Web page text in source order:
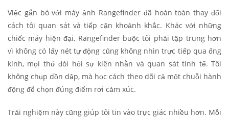
Việc gắn bó với máy ảnh Rangefinder đã hoàn toàn thay đổi
cách tôi quan sát và tiếp cận khoảnh khắc. Khác với những
chiếc máy hiện đại, Rangefinder buộc tôi phải tập trung hơn
vì không có lấy nét tự động cũng không nhìn trực tiếp qua ống
kính, mọi thứ đòi hỏi sự kiên nhẫn và quan sát tinh tế. Tôi
không chụp dồn dập, mà học cách theo dõi cả một chuỗi hành
động để chọn đúng điểm rơi cảm xúc.
Trải nghiệm này cũng giúp tôi tin vào trực giác nhiều hơn. Mỗi